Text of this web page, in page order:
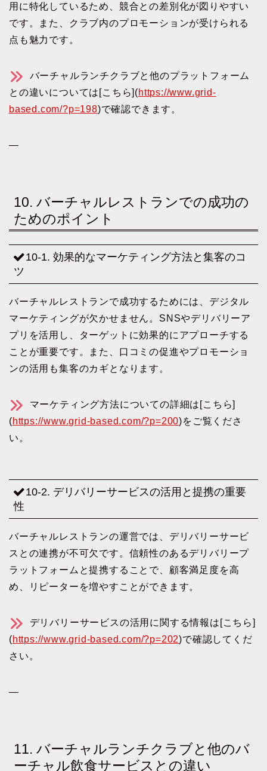
用に特化しているため、競合との差別化が図りやすい
です。また、クラブ内のプロモーションが受けられる
点も魅力です。
バーチャルランチクラブと他のプラットフォーム
との違いについては[こちら](https://www.grid-
based.com/?p=198)で確認できます。
—
10. バーチャルレストランでの成功の
ためのポイント
10-1. 効果的なマーケティング方法と集客のコ
ツ
バーチャルレストランで成功するためには、デジタル
マーケティングが欠かせません。SNSやデリバリーア
プリを活用し、ターゲットに効果的にアプローチする
ことが重要です。また、口コミの促進やプロモーショ
ンの活用も集客のカギとなります。
マーケティング方法についての詳細は[こちら]
(https://www.grid-based.com/?p=200)をご覧くださ
い。
10-2. デリバリーサービスの活用と提携の重要
性
バーチャルレストランの運営では、デリバリーサービ
スとの連携が不可欠です。信頼性のあるデリバリープ
ラットフォームと提携することで、顧客満足度を高
め、リピーターを増やすことができます。
デリバリーサービスの活用に関する情報は[こちら]
(https://www.grid-based.com/?p=202)で確認してくだ
さい。
—
11. バーチャルランチクラブと他のバ
ーチャル飲食サービスとの違い